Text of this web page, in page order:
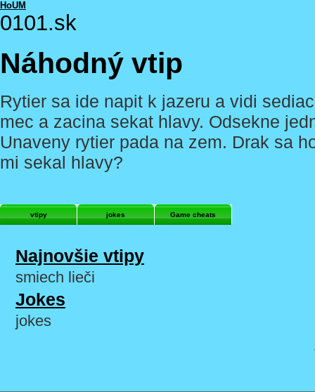
HoUM
0101.sk
Náhodný vtip
Rytier sa ide napit k jazeru a vidi
mec a zacina sekat hlavy. Odsekne
Unaveny rytier pada na zem. Drak sa
mi sekal hlavy?
vtipy jokes Game cheats
Najnovšie vtipy
smiech lieči
Jokes
jokes